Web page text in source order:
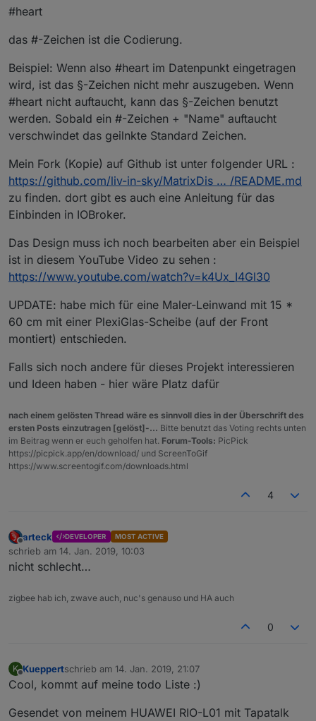
#heart
das #-Zeichen ist die Codierung.
Beispiel: Wenn also #heart im Datenpunkt eingetragen
wird, ist das §-Zeichen nicht mehr auszugeben. Wenn
#heart nicht auftaucht, kann das §-Zeichen benutzt
werden. Sobald ein #-Zeichen + "Name" auftaucht
verschwindet das geilnkte Standard Zeichen.
Mein Fork (Kopie) auf Github ist unter folgender URL :
https://github.com/liv-in-sky/MatrixDis … /README.md
zu finden. dort gibt es auch eine Anleitung für das
Einbinden in IOBroker.
Das Design muss ich noch bearbeiten aber ein Beispiel
ist in diesem YouTube Video zu sehen :
https://www.youtube.com/watch?v=k4Ux_I4Gl30
UPDATE: habe mich für eine Maler-Leinwand mit 15 *
60 cm mit einer PlexiGlas-Scheibe (auf der Front
montiert) entschieden.
Falls sich noch andere für dieses Projekt interessieren
und Ideen haben - hier wäre Platz dafür
nach einem gelösten Thread wäre es sinnvoll dies in der Überschrift des
ersten Posts einzutragen [gelöst]-... Bitte benutzt das Voting rechts unten
im Beitrag wenn er euch geholfen hat. Forum-Tools: PicPick
https://picpick.app/en/download/ und ScreenToGif
https://www.screentogif.com/downloads.html
4
Offline
arteck DEVELOPER MOST ACTIVE
schrieb am 14. Jan. 2019, 10:03
zuletzt editiert von
nicht schlecht…
zigbee hab ich, zwave auch, nuc's genauso und HA auch
0
K
Offline
Kueppertschrieb am 14. Jan. 2019, 21:07
zuletzt editiert von
Cool, kommt auf meine todo Liste :)
Gesendet von meinem HUAWEI RIO-L01 mit Tapatalk